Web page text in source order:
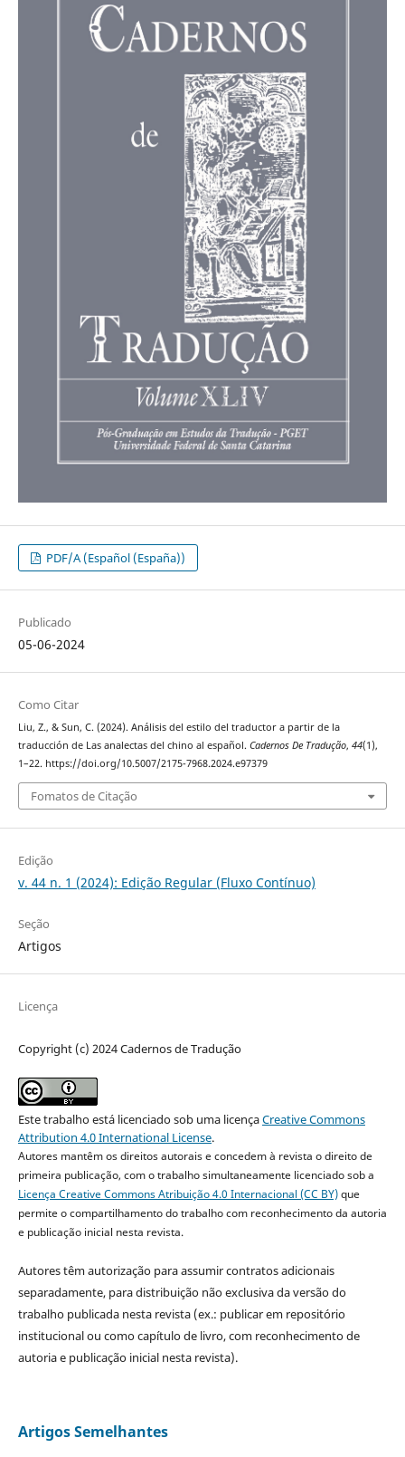
PDF/A (Español (España))
Publicado
05-06-2024
Como Citar
Liu, Z., & Sun, C. (2024). Análisis del estilo del traductor a partir de la
traducción de Las analectas del chino al español. Cadernos De Tradução, 44(1),
1–22. https://doi.org/10.5007/2175-7968.2024.e97379
Fomatos de Citação
Edição
v. 44 n. 1 (2024): Edição Regular (Fluxo Contínuo)
Seção
Artigos
Licença
Copyright (c) 2024 Cadernos de Tradução
Este trabalho está licenciado sob uma licençaCreative Commons
Attribution 4.0 International License.
Autores mantêm os direitos autorais e concedem à revista o direito de
primeira publicação, com o trabalho simultaneamente licenciado sob a
Licença Creative Commons Atribuição 4.0 Internacional (CC BY)que
permite o compartilhamento do trabalho com reconhecimento da autoria
e publicação inicial nesta revista.
Autores têm autorização para assumir contratos adicionais
separadamente, para distribuição não exclusiva da versão do
trabalho publicada nesta revista (ex.: publicar em repositório
institucional ou como capítulo de livro, com reconhecimento de
autoria e publicação inicial nesta revista).
Artigos Semelhantes